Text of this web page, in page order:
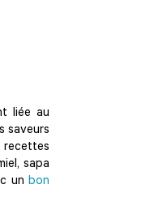
liée au
saveurs
recettes
sapa
un bon